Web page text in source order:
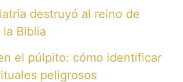
destruyó al reino de
Biblia
el púlpito: cómo identificar
peligrosos